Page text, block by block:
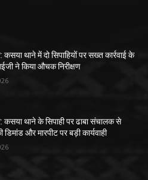
थाने में दो सिपाहियों पर सख्त कार्रवाई के
ने किया औचक निरीक्षण
कसया थाने के सिपाही पर ढाबा संचालक से
और मारपीट पर बड़ी कार्यवाही